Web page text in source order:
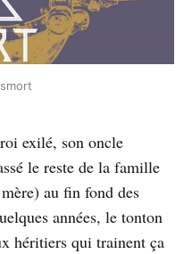
exilé, son oncle
le reste de la famille
au fin fond des
années, le tonton
héritiers qui trainent ça